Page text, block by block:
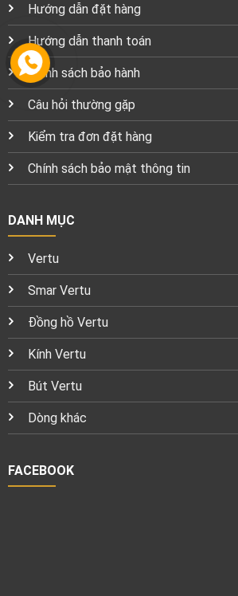
Hướng dẫn đặt hàng
Hướng dẫn thanh toán
Chính sách bảo hành
Câu hỏi thường gặp
Kiểm tra đơn đặt hàng
Chính sách bảo mật thông tin
DANH MỤC
Vertu
Smar Vertu
Đồng hồ Vertu
Kính Vertu
Bút Vertu
Dòng khác
FACEBOOK